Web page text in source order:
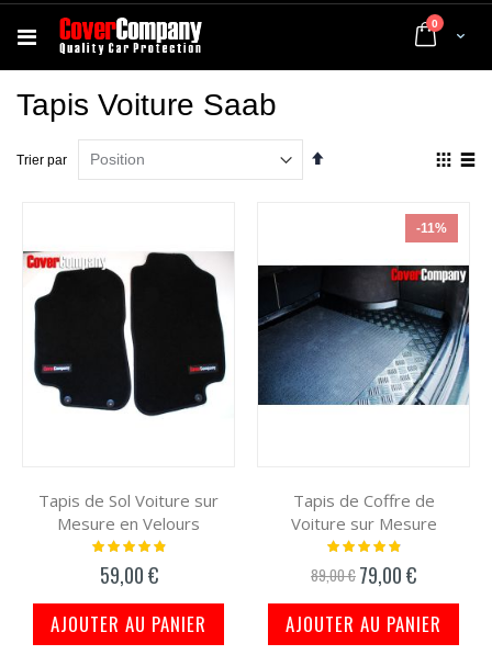
Cart
0 articles
Tapis Voiture Saab
Trier par
Par
Tapis de Sol Voiture sur
Mesure en Velours
Notation:
59,00 €
AJOUTER AU PANIER
-11%
Tapis de Coffre de
Voiture sur Mesure
Notation:
89,00 € Prix
spécial
79,00 €
AJOUTER AU PANIER